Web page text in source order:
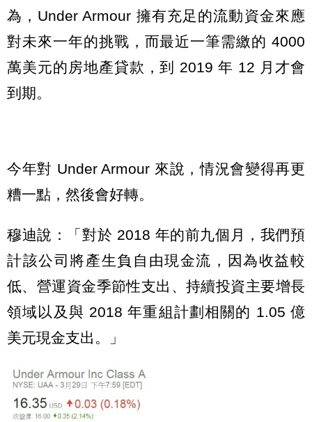
為，Under Armour 擁有充足的流動資金來應
對未來一年的挑戰，而最近一筆需繳的 4000
萬美元的房地產貸款，到 2019 年 12 月才會
到期。
今年對 Under Armour 來說，情況會變得再更
糟一點，然後會好轉。
穆迪說：「對於 2018 年的前九個月，我們預
計該公司將產生負自由現金流，因為收益較
低、營運資金季節性支出、持續投資主要增長
領域以及與 2018 年重組計劃相關的 1.05 億
美元現金支出。」